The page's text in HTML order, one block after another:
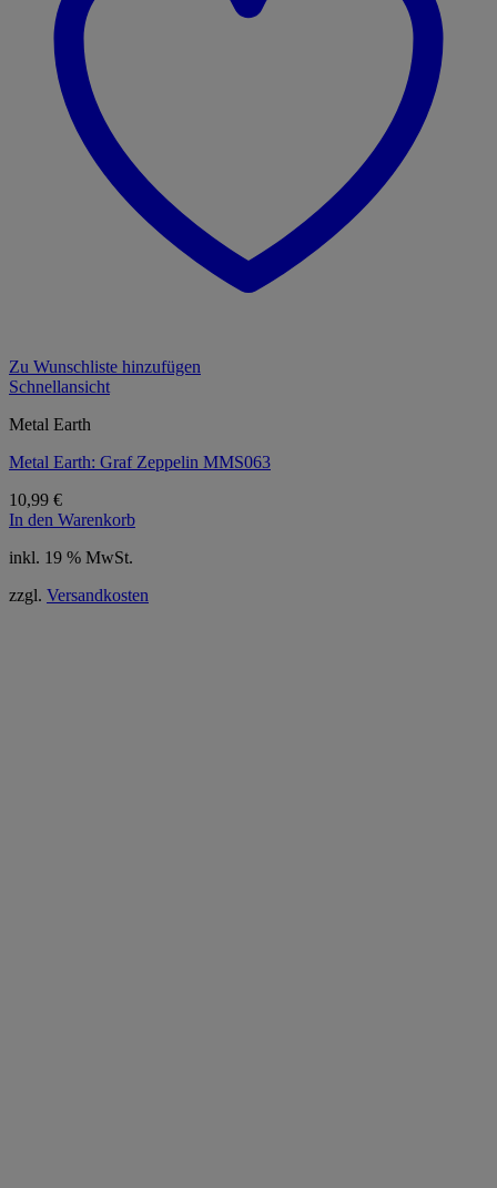
Zu Wunschliste hinzufügen
Schnellansicht
Metal Earth
Metal Earth: Graf Zeppelin MMS063
10,99 €
In den Warenkorb
inkl. 19 % MwSt.
zzgl. Versandkosten